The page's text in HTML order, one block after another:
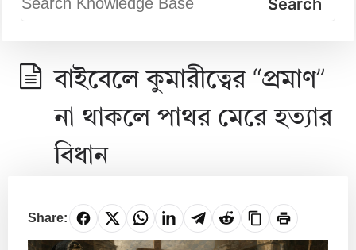
বাইবেলে কুমারীত্বের “প্রমাণ”
না থাকলে পাথর মেরে হত্যার
বিধান
Share: